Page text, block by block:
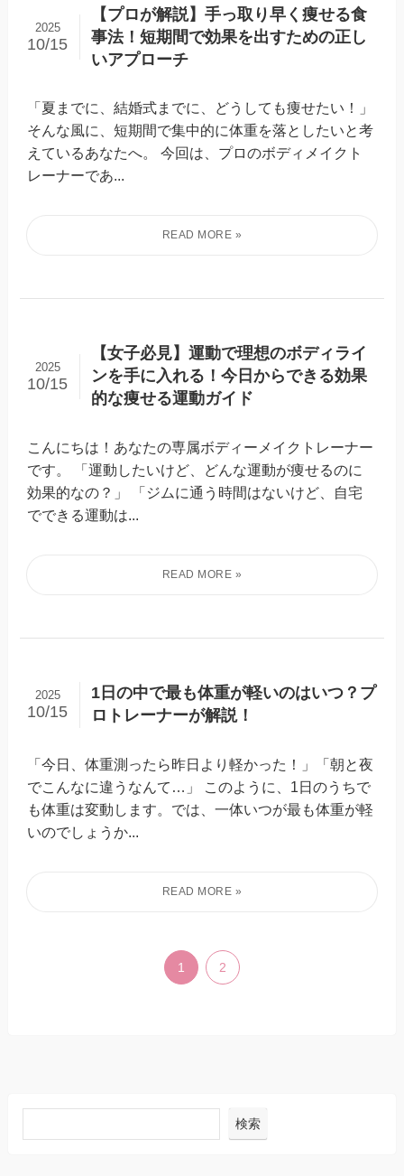
【プロが解説】手っ取り早く痩せる食
事法！短期間で効果を出すための正し
いアプローチ
2025
10/15
「夏までに、結婚式までに、どうしても痩せたい！」
そんな風に、短期間で集中的に体重を落としたいと考
えているあなたへ。 今回は、プロのボディメイクト
レーナーであ...
【女子必見】運動で理想のボディライ
ンを手に入れる！今日からできる効果
的な痩せる運動ガイド
2025
10/15
こんにちは！あなたの専属ボディーメイクトレーナー
です。 「運動したいけど、どんな運動が痩せるのに
効果的なの？」 「ジムに通う時間はないけど、自宅
でできる運動は...
1日の中で最も体重が軽いのはいつ？プ
ロトレーナーが解説！
2025
10/15
「今日、体重測ったら昨日より軽かった！」「朝と夜
でこんなに違うなんて…」 このように、1日のうちで
も体重は変動します。では、一体いつが最も体重が軽
いのでしょうか...
1 2
検索